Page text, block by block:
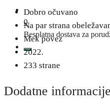
0
Besplatna dostava za
Dobro očuvano
Na par strana
Mek povez
2022.
233 strane
Dodatne informacije